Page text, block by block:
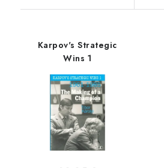
Karpov's Strategic
Wins 1